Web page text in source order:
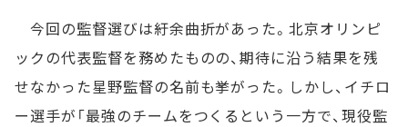
今回の監督選びは紆余曲折があった。北京オリンピ
ックの代表監督を務めたものの、期待に沿う結果を残
せなかった星野監督の名前も挙がった。しかし、イチロ
ー選手が「最強のチームをつくるという一方で、現役監